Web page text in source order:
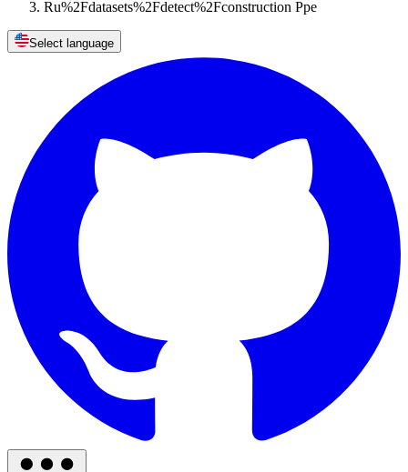
Ru%2Fdatasets%2Fdetect%2Fconstruction Ppe
Select language